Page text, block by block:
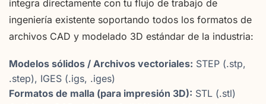
integra directamente con tu flujo de trabajo de
ingeniería existente soportando todos los formatos de
archivos CAD y modelado 3D estándar de la industria:
Modelos sólidos / Archivos vectoriales: STEP (.stp,
.step), IGES (.igs, .iges)
Formatos de malla (para impresión 3D): STL (.stl)